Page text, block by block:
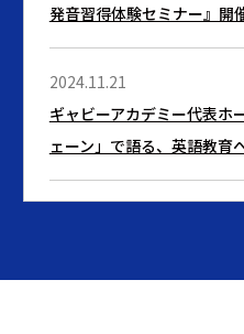
発音習得体験セミナー』開
2024.11.21
ギャビーアカデミー代表ホ
ェーン」で語る、英語教育
【期間限定：英語速習コ
ニングコースを特別価格で